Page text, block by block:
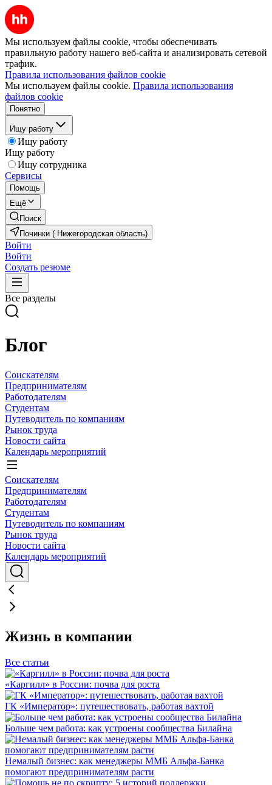
Мы используем файлы cookie, чтобы обеспечивать
правильную работу нашего веб-сайта и анализировать сетевой
трафик.
Правила использования файлов cookie
Мы используем файлы cookie. Правила использования
файлов cookie
Понятно
Ищу работу
Ищу работу
Ищу работу
Ищу сотрудника
Сервисы
Помощь
Ещё
Поиск
Починки ( Нижегородская область)
Войти
Войти
Создать резюме
Все разделы
Блог
Соискателям
Предпринимателям
Работодателям
Студентам
Путеводитель по компаниям
Рынок труда
Новости сайта
Календарь мероприятий
Соискателям
Предпринимателям
Работодателям
Студентам
Путеводитель по компаниям
Рынок труда
Новости сайта
Календарь мероприятий
Жизнь в компании
Все статьи
«Каргилл» в России: почва для роста
ГК «Император»: путешествовать, работая вахтой
Больше чем работа: как устроены сообщества Билайна
Немалый бизнес: как менеджеры ММБ Альфа-Банка
помогают предпринимателям расти